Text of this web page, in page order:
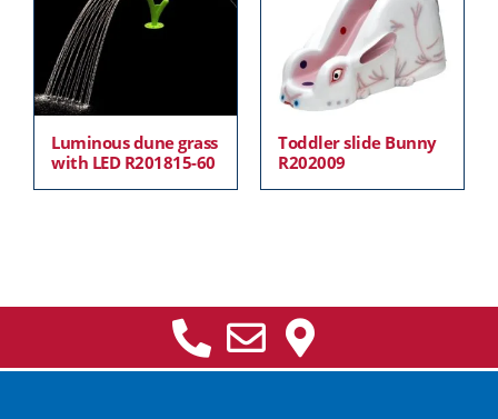
Luminous dune grass
with LED R201815-60
Toddler slide Bunny
R202009